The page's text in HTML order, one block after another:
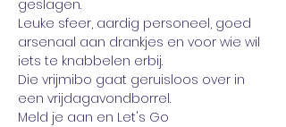
geslagen.
Leuke sfeer, aardig personeel, goed
arsenaal aan drankjes en voor wie wil
iets te knabbelen erbij.
Die vrijmibo gaat geruisloos over in
een vrijdagavondborrel.
Meld je aan en Let's Go